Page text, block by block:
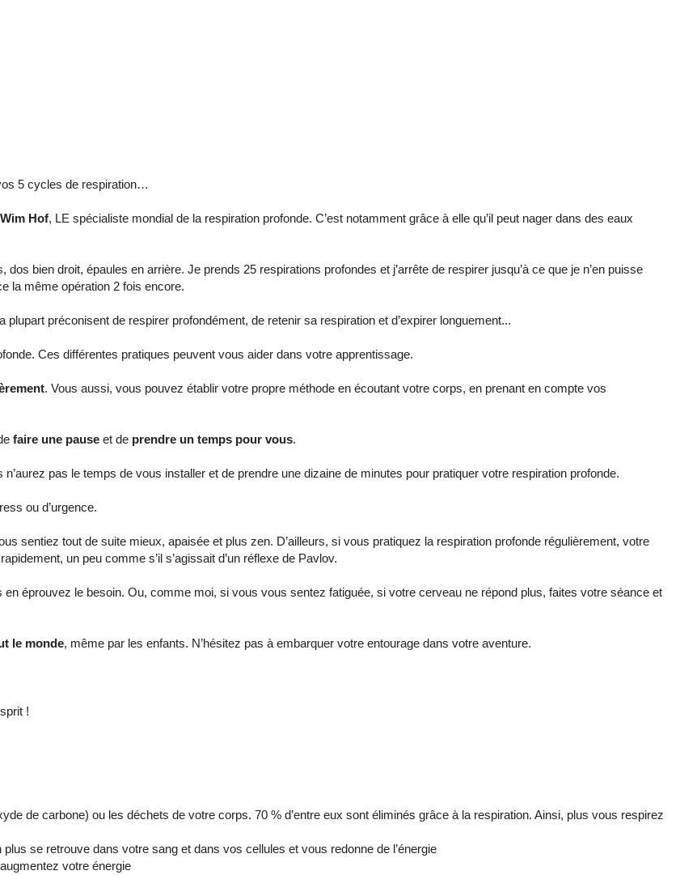
5 cycles de respiration…
Hof, LE spécialiste mondial de la respiration profonde. C’est notamment grâce à elle qu’il peut nager dans des eaux
bien droit, épaules en arrière. Je prends 25 respirations profondes et j’arrête de respirer jusqu’à ce que je n’en puisse
la même opération 2 fois encore.
préconisent de respirer profondément, de retenir sa respiration et d’expirer longuement...
Ces différentes pratiques peuvent vous aider dans votre apprentissage.
. Vous aussi, vous pouvez établir votre propre méthode en écoutant votre corps, en prenant en compte vos
faire une pause et de prendre un temps pour vous.
pas le temps de vous installer et de prendre une dizaine de minutes pour pratiquer votre respiration profonde.
ou d’urgence.
sentiez tout de suite mieux, apaisée et plus zen. D’ailleurs, si vous pratiquez la respiration profonde régulièrement, votre
un peu comme s’il s’agissait d’un réflexe de Pavlov.
éprouvez le besoin. Ou, comme moi, si vous vous sentez fatiguée, si votre cerveau ne répond plus, faites votre séance et
le monde, même par les enfants. N’hésitez pas à embarquer votre entourage dans votre aventure.
!
de carbone) ou les déchets de votre corps. 70 % d’entre eux sont éliminés grâce à la respiration. Ainsi, plus vous respirez
plus se retrouve dans votre sang et dans vos cellules et vous redonne de l’énergie
votre énergie